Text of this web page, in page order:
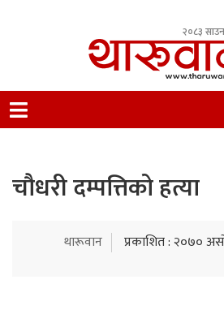
२०८३
Nepal.
चौधरी दम्पत्तिको हत्या
थारूवान प्रकाशित : २०७०